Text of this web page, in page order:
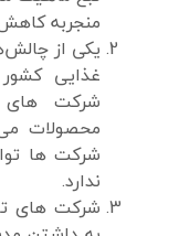
منجربه
یکی از
غذایی
شرکت های
محصولات
شرکت ها
ندارد.
شرکت های